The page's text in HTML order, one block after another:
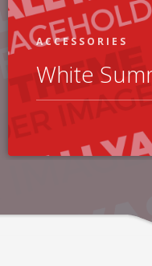
ACCESSORIES
White